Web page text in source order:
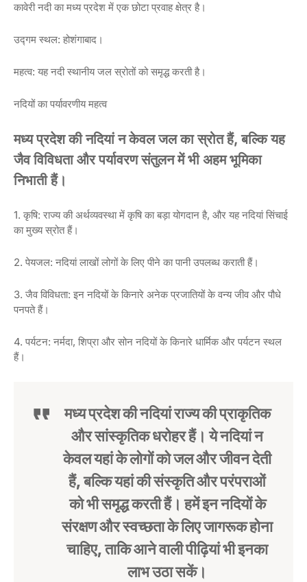
कावेरी नदी का मध्य प्रदेश में एक छोटा प्रवाह क्षेत्र है।
उद्गम स्थल: होशंगाबाद।
महत्व: यह नदी स्थानीय जल स्रोतों को समृद्ध करती है।
नदियों का पर्यावरणीय महत्व
मध्य प्रदेश की नदियां न केवल जल का स्रोत हैं, बल्कि यह
जैव विविधता और पर्यावरण संतुलन में भी अहम भूमिका
निभाती हैं।
1. कृषि: राज्य की अर्थव्यवस्था में कृषि का बड़ा योगदान है, और यह नदियां सिंचाई
का मुख्य स्रोत हैं।
2. पेयजल: नदियां लाखों लोगों के लिए पीने का पानी उपलब्ध कराती हैं।
3. जैव विविधता: इन नदियों के किनारे अनेक प्रजातियों के वन्य जीव और पौधे
पनपते हैं।
4. पर्यटन: नर्मदा, शिप्रा और सोन नदियों के किनारे धार्मिक और पर्यटन स्थल
हैं।
मध्य प्रदेश की नदियां राज्य की प्राकृतिक
और सांस्कृतिक धरोहर हैं। ये नदियां न
केवल यहां के लोगों को जल और जीवन देती
हैं, बल्कि यहां की संस्कृति और परंपराओं
को भी समृद्ध करती हैं। हमें इन नदियों के
संरक्षण और स्वच्छता के लिए जागरूक होना
चाहिए, ताकि आने वाली पीढ़ियां भी इनका
लाभ उठा सकें।